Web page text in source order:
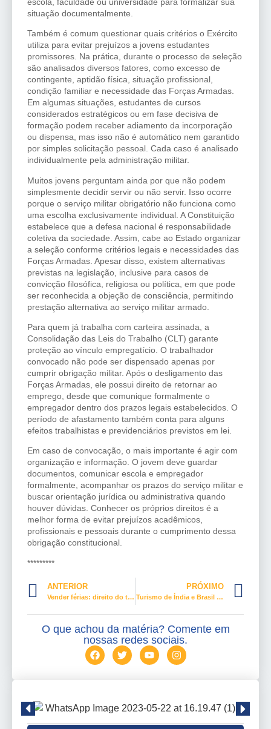
situação documentalmente.
Também é comum questionar quais critérios o Exército
utiliza para evitar prejuízos a jovens estudantes
promissores. Na prática, durante o processo de seleção
são analisados diversos fatores, como excesso de
contingente, aptidão física, situação profissional,
condição familiar e necessidade das Forças Armadas.
Em algumas situações, estudantes de cursos
considerados estratégicos ou em fase decisiva de
formação podem receber adiamento da incorporação
ou dispensa, mas isso não é automático nem garantido
por simples solicitação pessoal. Cada caso é analisado
individualmente pela administração militar.
Muitos jovens perguntam ainda por que não podem
simplesmente decidir servir ou não servir. Isso ocorre
porque o serviço militar obrigatório não funciona como
uma escolha exclusivamente individual. A Constituição
estabelece que a defesa nacional é responsabilidade
coletiva da sociedade. Assim, cabe ao Estado organizar
a seleção conforme critérios legais e necessidades das
Forças Armadas. Apesar disso, existem alternativas
previstas na legislação, inclusive para casos de
convicção filosófica, religiosa ou política, em que pode
ser reconhecida a objeção de consciência, permitindo
prestação alternativa ao serviço militar armado.
Para quem já trabalha com carteira assinada, a
Consolidação das Leis do Trabalho (CLT) garante
proteção ao vínculo empregatício. O trabalhador
convocado não pode ser dispensado apenas por
cumprir obrigação militar. Após o desligamento das
Forças Armadas, ele possui direito de retornar ao
emprego, desde que comunique formalmente o
empregador dentro dos prazos legais estabelecidos. O
período de afastamento também conta para alguns
efeitos trabalhistas e previdenciários previstos em lei.
Em caso de convocação, o mais importante é agir com
organização e informação. O jovem deve guardar
documentos, comunicar escola e empregador
formalmente, acompanhar os prazos do serviço militar e
buscar orientação jurídica ou administrativa quando
houver dúvidas. Conhecer os próprios direitos é a
melhor forma de evitar prejuízos acadêmicos,
profissionais e pessoais durante o cumprimento dessa
obrigação constitucional.
*********
ANTERIOR
Vender férias: direito do trabalhador e decisão que exige atenção
PRÓXIMO
Turismo de Índia e Brasil têm o mesmo desafio, mão-de-obra escassa
O que achou da matéria? Comente em
nossas redes sociais.